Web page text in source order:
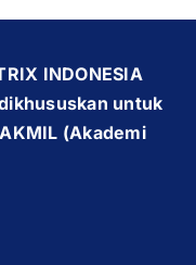
INDONESIA
untuk
(Akademi